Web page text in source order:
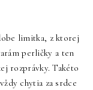
limitka, z ktorej
perličky a ten
rozprávky. Takéto
chytia za srdce